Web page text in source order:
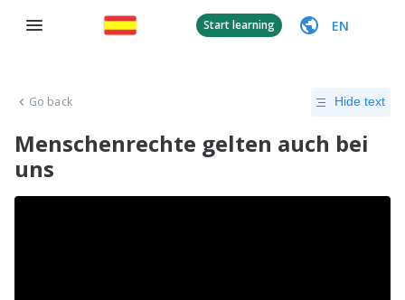
Start learning EN
Go back Hide text
Menschenrechte gelten auch bei
uns